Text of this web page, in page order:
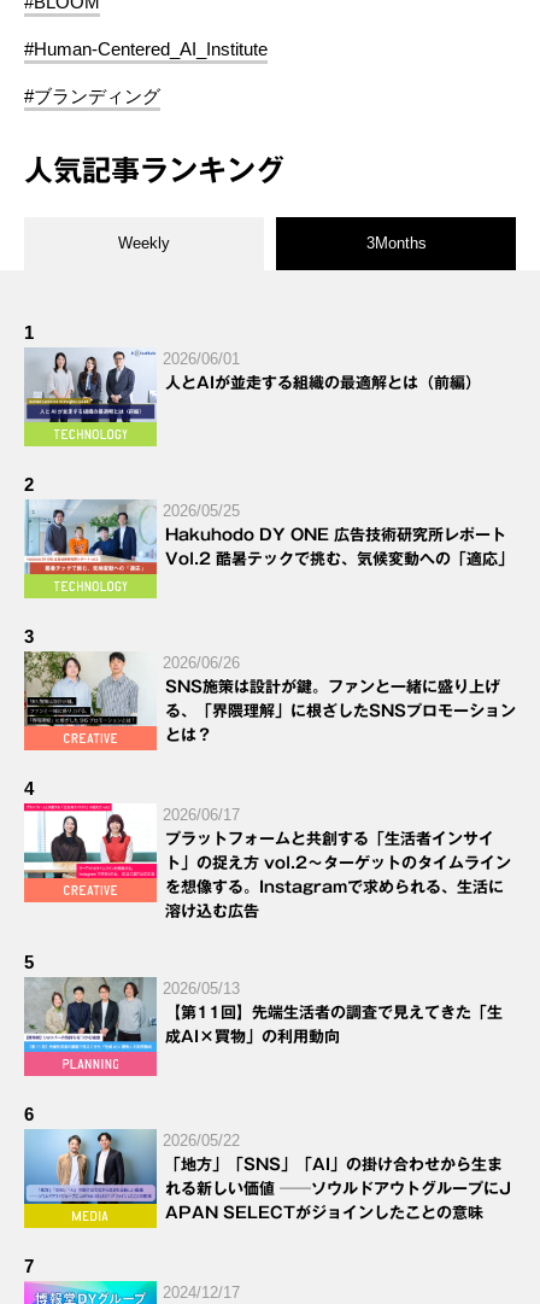
#Human-Centered_AI_Institute
#ブランディング
人気記事ランキング
Weekly 3Months
1
2026/06/01
人とAIが並走する組織の最適解とは（前編）
2
2026/05/25
Hakuhodo DY ONE 広告技術研究所レポート
Vol.2 酷暑テックで挑む、気候変動への「適応」
3
2026/06/26
SNS施策は設計が鍵。ファンと一緒に盛り上げ
る、「界隈理解」に根ざしたSNSプロモーション
とは？
4
2026/06/17
プラットフォームと共創する「生活者インサイ
ト」の捉え方 vol.2～ターゲットのタイムライン
を想像する。Instagramで求められる、生活に
溶け込む広告
5
2026/05/13
【第11回】先端生活者の調査で見えてきた「生
成AI×買物」の利用動向
6
2026/05/22
「地方」「SNS」「AI」の掛け合わせから生ま
れる新しい価値 ──ソウルドアウトグループにJ
APAN SELECTがジョインしたことの意味
7
2024/12/17